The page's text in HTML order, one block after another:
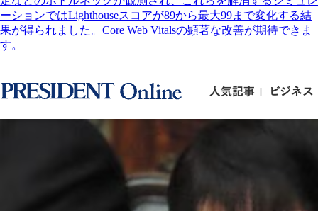
ーションではLighthouseスコアが89から最大99まで変化する結
果が得られました。Core Web Vitalsの顕著な改善が期待できま
す。